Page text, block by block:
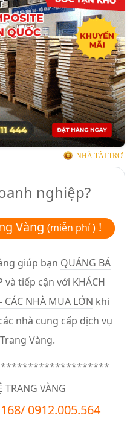
NHÀ TÀI TRỢ
nghiệp?
Vàng(miễn phí ) !
giúp bạn QUẢNG BÁ
và tiếp cận với KHÁCH
CÁC NHÀ MUA LỚN khi
nhà cung cấp dịch vụ
Vàng.
TRANG VÀNG
/ 0912.005.564